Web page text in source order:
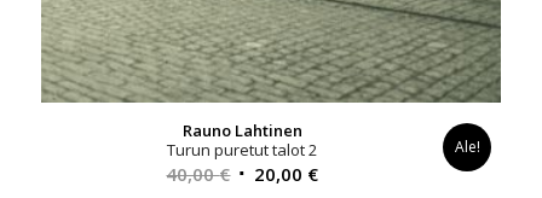
Rauno Lahtinen
Turun puretut talot 2
40,00€ Alkuperäinen
20,00 €Nykyinen
Ale!